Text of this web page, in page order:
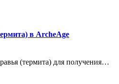
в ArcheAge
(термита) для получения…